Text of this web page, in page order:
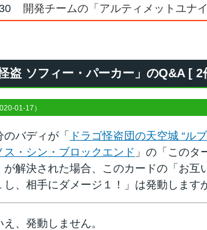
開発チームの「アルティメットユナ
怪盗 ソフィー・パーカー」のQ&A [ 2
01-17）
のバディが「 ドラゴ怪盗団の天空城 “ル
ス・シン・ブロックエンド 」の「このタ
が解決された場合、このカードの「お
し、相手にダメージ１！」は発動します
え、発動しません。